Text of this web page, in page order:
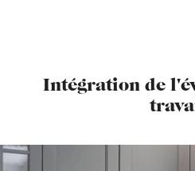
Intégration de